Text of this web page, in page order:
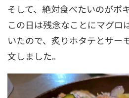
そして、絶対食べたいのがポ
この日は残念なことにマグロ
いたので、炙りホタテとサー
文しました。